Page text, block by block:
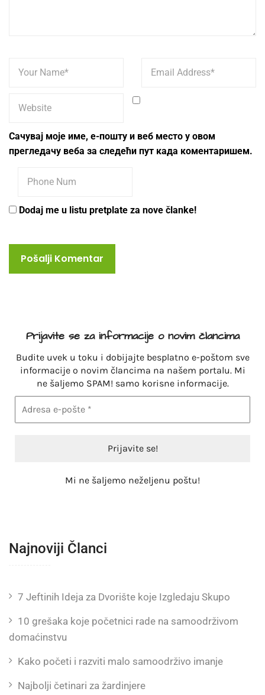
Сачувај моје име, е-пошту и веб место у овом
прегледачу веба за следећи пут када коментаришем.
Dodaj me u listu pretplate za nove članke!
Prijavite se za informacije o novim člancima
Budite uvek u toku i dobijajte besplatno e-poštom sve
informacije o novim člancima na našem portalu. Mi
ne šaljemo SPAM! samo korisne informacije.
Mi ne šaljemo neželjenu poštu!
Najnoviji Članci
7 Jeftinih Ideja za Dvorište koje Izgledaju Skupo
10 grešaka koje početnici rade na samoodrživom
domaćinstvu
Kako početi i razviti malo samoodrživo imanje
Najbolji četinari za žardinjere